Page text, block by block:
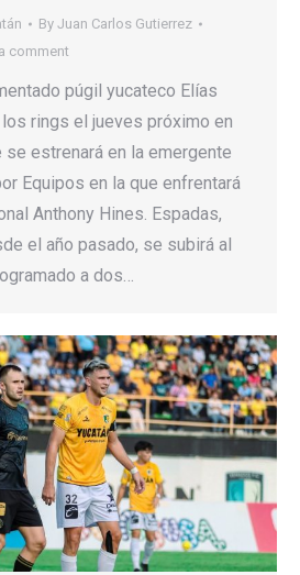
By Juan Carlos Gutierrez
comment
púgil yucateco Elías
rings el jueves próximo en
estrenará en la emergente
Equipos en la que enfrentará
Anthony Hines. Espadas,
el año pasado, se subirá al
a dos…